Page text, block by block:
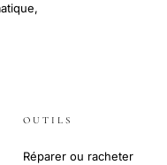
OUTILS
Réparer ou racheter